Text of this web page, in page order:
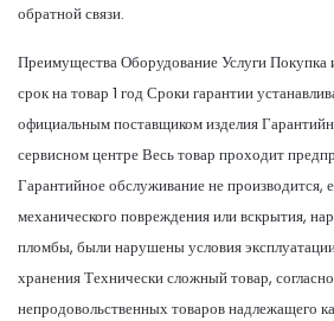
обратной связи.
Преимущества Оборудование Услуги Покупка
срок на товар 1 год Сроки гарантии
официальным поставщиком изделия
сервисном центре Весь товар проходит
Гарантийное обслуживание не производится,
механического повреждения или вскрытия,
пломбы, были нарушены условия
хранения Технически сложный товар,
непродовольственных товаров надлежащего